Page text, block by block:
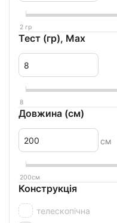
2 гр
Тест (гр), Max
8
Довжина (см)
см
200см
Конструкція
телескопічна